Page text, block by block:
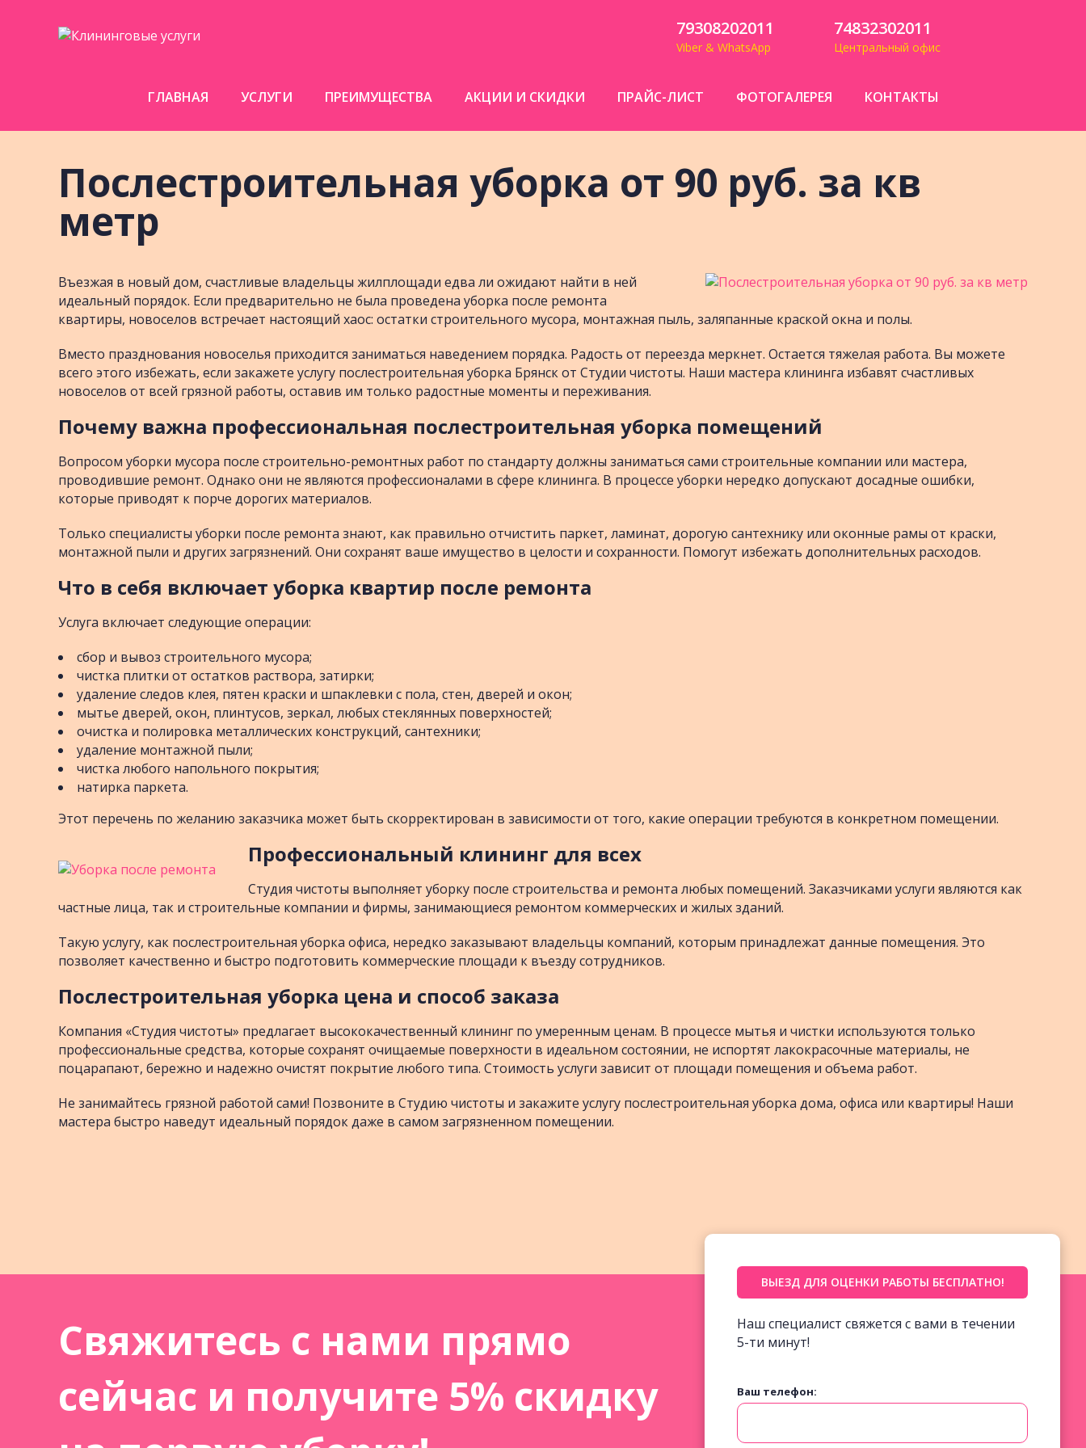
79308202011
Viber & WhatsApp
74832302011
Центральный офис
ГЛАВНАЯ УСЛУГИ ПРЕИМУЩЕСТВА АКЦИИ И СКИДКИ ПРАЙС-ЛИСТ ФОТОГАЛЕРЕЯ КОНТАКТЫ
Послестроительная уборка от 90 руб. за кв
метр
Въезжая в новый дом, счастливые владельцы жилплощади едва ли ожидают найти в ней
идеальный порядок. Если предварительно не была проведена уборка после ремонта
квартиры, новоселов встречает настоящий хаос: остатки строительного мусора, монтажная пыль, заляпанные краской окна и полы.
Вместо празднования новоселья приходится заниматься наведением порядка. Радость от переезда меркнет. Остается тяжелая работа. Вы можете
всего этого избежать, если закажете услугу послестроительная уборка Брянск от Студии чистоты. Наши мастера клининга избавят счастливых
новоселов от всей грязной работы, оставив им только радостные моменты и переживания.
Почему важна профессиональная послестроительная уборка помещений
Вопросом уборки мусора после строительно-ремонтных работ по стандарту должны заниматься сами строительные компании или мастера,
проводившие ремонт. Однако они не являются профессионалами в сфере клининга. В процессе уборки нередко допускают досадные ошибки,
которые приводят к порче дорогих материалов.
Только специалисты уборки после ремонта знают, как правильно отчистить паркет, ламинат, дорогую сантехнику или оконные рамы от краски,
монтажной пыли и других загрязнений. Они сохранят ваше имущество в целости и сохранности. Помогут избежать дополнительных расходов.
Что в себя включает уборка квартир после ремонта
Услуга включает следующие операции:
сбор и вывоз строительного мусора;
чистка плитки от остатков раствора, затирки;
удаление следов клея, пятен краски и шпаклевки с пола, стен, дверей и окон;
мытье дверей, окон, плинтусов, зеркал, любых стеклянных поверхностей;
очистка и полировка металлических конструкций, сантехники;
удаление монтажной пыли;
чистка любого напольного покрытия;
натирка паркета.
Этот перечень по желанию заказчика может быть скорректирован в зависимости от того, какие операции требуются в конкретном помещении.
Профессиональный клининг для всех
Студия чистоты выполняет уборку после строительства и ремонта любых помещений. Заказчиками услуги являются как
частные лица, так и строительные компании и фирмы, занимающиеся ремонтом коммерческих и жилых зданий.
Такую услугу, как послестроительная уборка офиса, нередко заказывают владельцы компаний, которым принадлежат данные помещения. Это
позволяет качественно и быстро подготовить коммерческие площади к въезду сотрудников.
Послестроительная уборка цена и способ заказа
Компания «Студия чистоты» предлагает высококачественный клининг по умеренным ценам. В процессе мытья и чистки используются только
профессиональные средства, которые сохранят очищаемые поверхности в идеальном состоянии, не испортят лакокрасочные материалы, не
поцарапают, бережно и надежно очистят покрытие любого типа. Стоимость услуги зависит от площади помещения и объема работ.
Не занимайтесь грязной работой сами! Позвоните в Студию чистоты и закажите услугу послестроительная уборка дома, офиса или квартиры! Наши
мастера быстро наведут идеальный порядок даже в самом загрязненном помещении.
ВЫЕЗД ДЛЯ ОЦЕНКИ РАБОТЫ БЕСПЛАТНО!
Наш специалист свяжется с вами в течении
5-ти минут!
Ваш телефон:
Свяжитесь с нами прямо
сейчас и получите 5% скидку